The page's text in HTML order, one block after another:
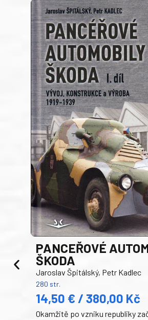
PANCEŘOVÉ
ŠKODA
Jaroslav Špitálský, Petr Kadlec
280 str.
14,50 € / 380,00 Kč
Okamžitě po vzniku republiky